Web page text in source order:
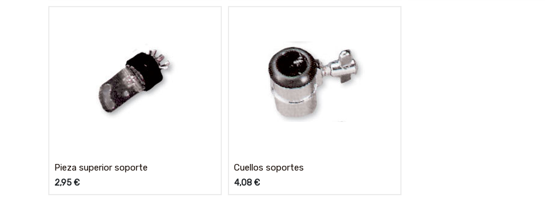
Pieza superior soporte
2,95€
Cuellos soportes
4,08€